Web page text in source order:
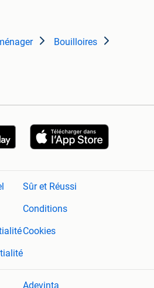
Bouilloires
Sûr et Réussi
Conditions
Cookies
Adevinta